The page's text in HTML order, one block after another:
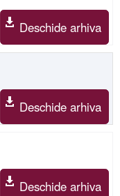
Deschide arhiva
Deschide arhiva
Deschide arhiva